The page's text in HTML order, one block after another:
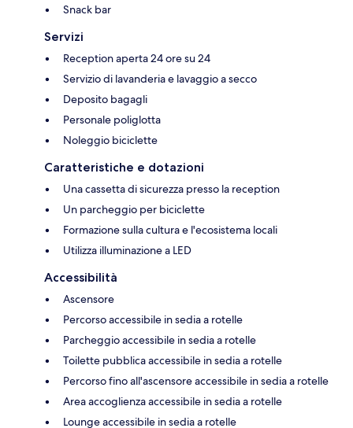
Snack bar
Servizi
Reception aperta 24 ore su 24
Servizio di lavanderia e lavaggio a secco
Deposito bagagli
Personale poliglotta
Noleggio biciclette
Caratteristiche e dotazioni
Una cassetta di sicurezza presso la reception
Un parcheggio per biciclette
Formazione sulla cultura e l'ecosistema locali
Utilizza illuminazione a LED
Accessibilità
Ascensore
Percorso accessibile in sedia a rotelle
Parcheggio accessibile in sedia a rotelle
Toilette pubblica accessibile in sedia a rotelle
Percorso fino all'ascensore accessibile in sedia a rotelle
Area accoglienza accessibile in sedia a rotelle
Lounge accessibile in sedia a rotelle